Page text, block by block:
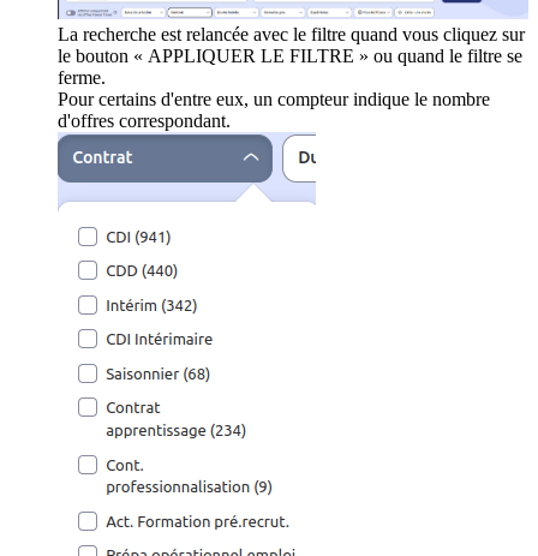
La recherche est relancée avec le filtre quand vous cliquez sur
le bouton « APPLIQUER LE FILTRE » ou quand le filtre se
ferme.
Pour certains d'entre eux, un compteur indique le nombre
d'offres correspondant.